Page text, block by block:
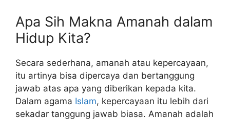
Apa Sih Makna Amanah dalam
Hidup Kita?
Secara sederhana, amanah atau kepercayaan,
itu artinya bisa dipercaya dan bertanggung
jawab atas apa yang diberikan kepada kita.
Dalam agama Islam, kepercayaan itu lebih dari
sekadar tanggung jawab biasa. Amanah adalah